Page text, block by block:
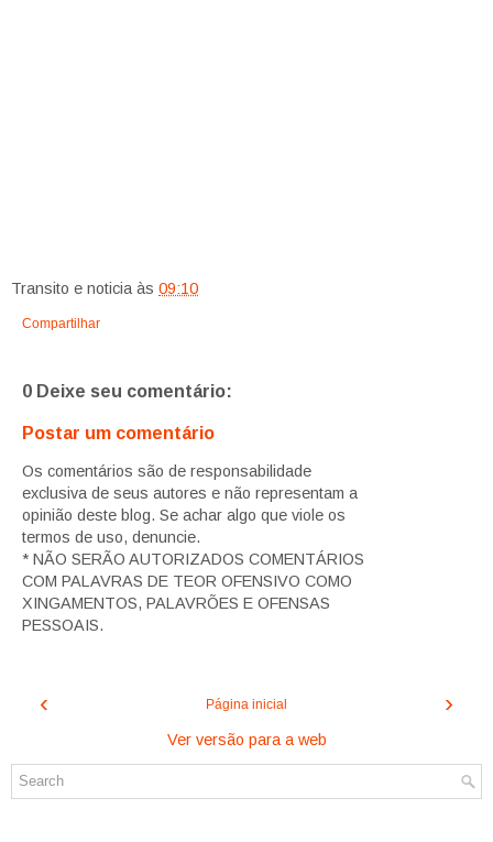
Transito e noticia às 09:10
Compartilhar
0 Deixe seu comentário:
Postar um comentário
Os comentários são de responsabilidade
exclusiva de seus autores e não representam a
opinião deste blog. Se achar algo que viole os
termos de uso, denuncie.
* NÃO SERÃO AUTORIZADOS COMENTÁRIOS
COM PALAVRAS DE TEOR OFENSIVO COMO
XINGAMENTOS, PALAVRÕES E OFENSAS
PESSOAIS.
‹ ›
Página inicial
Ver versão para a web